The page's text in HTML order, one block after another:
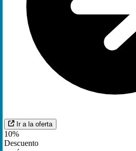
Ir a la oferta
10%
Descuento